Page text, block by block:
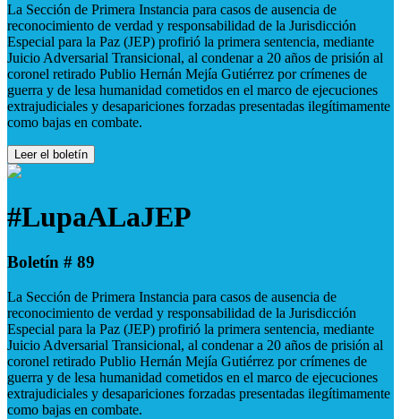
La Sección de Primera Instancia para casos de ausencia de
reconocimiento de verdad y responsabilidad de la Jurisdicción
Especial para la Paz (JEP) profirió la primera sentencia, mediante
Juicio Adversarial Transicional, al condenar a 20 años de prisión al
coronel retirado Publio Hernán Mejía Gutiérrez por crímenes de
guerra y de lesa humanidad cometidos en el marco de ejecuciones
extrajudiciales y desapariciones forzadas presentadas ilegítimamente
como bajas en combate.
Leer el boletín
#LupaALaJEP
Boletín # 89
La Sección de Primera Instancia para casos de ausencia de
reconocimiento de verdad y responsabilidad de la Jurisdicción
Especial para la Paz (JEP) profirió la primera sentencia, mediante
Juicio Adversarial Transicional, al condenar a 20 años de prisión al
coronel retirado Publio Hernán Mejía Gutiérrez por crímenes de
guerra y de lesa humanidad cometidos en el marco de ejecuciones
extrajudiciales y desapariciones forzadas presentadas ilegítimamente
como bajas en combate.